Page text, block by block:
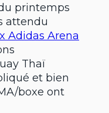
printemps
attendu
Adidas Arena
Thaï
et bien
boxe ont